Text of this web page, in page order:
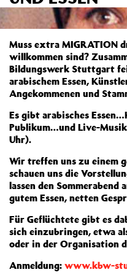
Muss extra MIGRATION
willkommen sind?
Bildungswerk Stuttgart
arabischem Essen,
Angekommenen und
Es gibt arabisches
Publikum…und Live-
Uhr).
Wir treffen uns zu einem
schauen uns die
lassen den Sommerabend
gutem Essen, netten
Für Geflüchtete gibt es
sich einzubringen, etwa
oder in der Organisation
Anmeldung: www.kbw-